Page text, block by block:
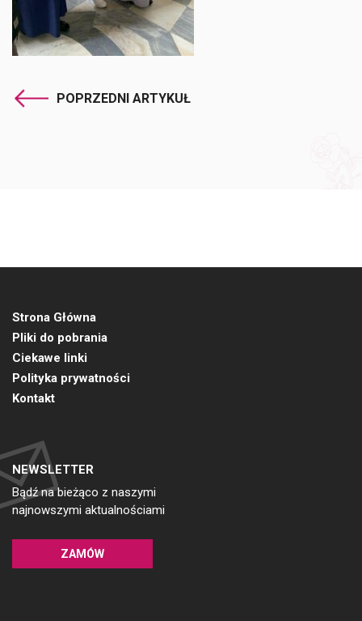
POPRZEDNI ARTYKUŁ
Strona Główna
Pliki do pobrania
Ciekawe linki
Polityka prywatności
Kontakt
NEWSLETTER
Bądź na bieżąco z naszymi
najnowszymi aktualnościami
ZAMÓW